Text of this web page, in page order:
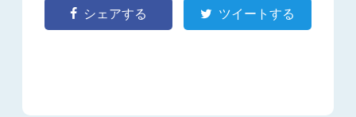
シェアする ツイートする